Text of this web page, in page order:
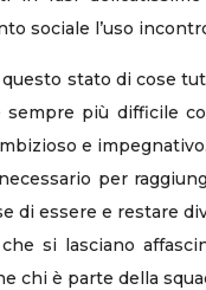
sociale l’uso
stato di cose
sempre più difficile
e impegnativo.
per
di essere e restare
si lasciano
chi è parte della